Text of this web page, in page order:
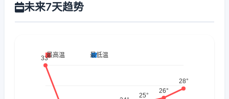
未来7天趋势